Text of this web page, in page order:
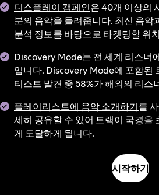
디스플레이 캠페인은 40개 이상의
분의 음악을 들려줍니다. 최신 음악
분석 정보를 바탕으로 타겟팅할 위
Discovery Mode는 전 세계 리스너
입니다. Discovery Mode에 포함된
티스트 발견 중 58%가 해외의 리스
플레이리스트에 음악 소개하기를
세히 공유할 수 있어 트랙이 국경을
게 도달하게 됩니다.
시작하기